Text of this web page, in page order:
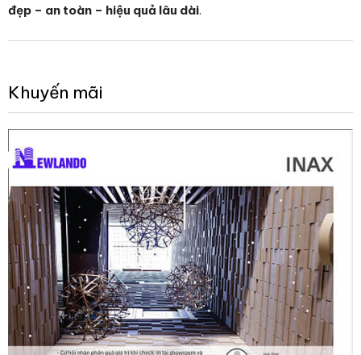
đẹp – an toàn – hiệu quả lâu dài.
Khuyến mãi